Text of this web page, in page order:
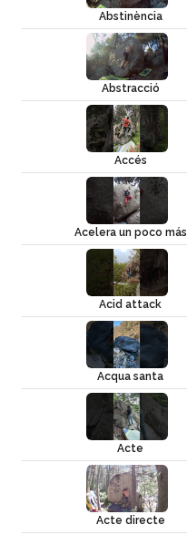
Abstinència
Abstracció
Accés
Acelera un poco más
Acid attack
Acqua santa
Acte
Acte directe